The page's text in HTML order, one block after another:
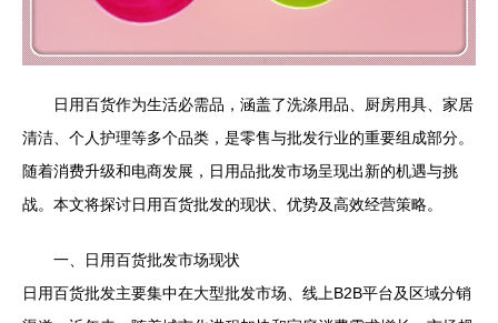
日用百货作为生活必需品，涵盖了洗涤用品、厨房用具、家居
清洁、个人护理等多个品类，是零售与批发行业的重要组成部分。
随着消费升级和电商发展，日用品批发市场呈现出新的机遇与挑
战。本文将探讨日用百货批发的现状、优势及高效经营策略。
一、日用百货批发市场现状
日用百货批发主要集中在大型批发市场、线上B2B平台及区域分销